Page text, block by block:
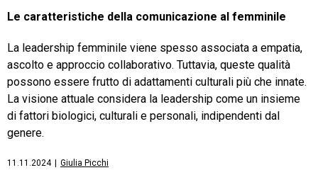
Le caratteristiche della comunicazione al femminile
La leadership femminile viene spesso associata a empatia,
ascolto e approccio collaborativo. Tuttavia, queste qualità
possono essere frutto di adattamenti culturali più che innate.
La visione attuale considera la leadership come un insieme
di fattori biologici, culturali e personali, indipendenti dal
genere.
11.11.2024 Giulia Picchi